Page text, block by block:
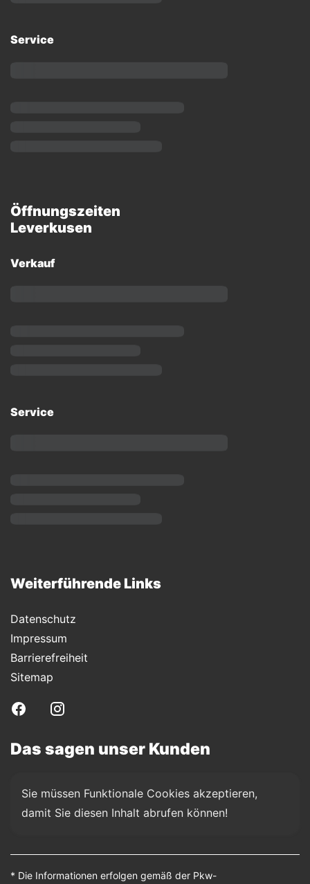
Service
Öffnungszeiten
Leverkusen
Verkauf
Service
Weiterführende Links
Datenschutz
Impressum
Barrierefreiheit
Sitemap
Das sagen unser Kunden
Sie müssen Funktionale Cookies akzeptieren,
damit Sie diesen Inhalt abrufen können!
* Die Informationen erfolgen gemäß der Pkw-